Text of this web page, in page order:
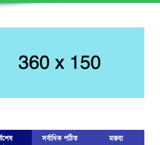
সর্বাধিক পঠিত মস্তব্য